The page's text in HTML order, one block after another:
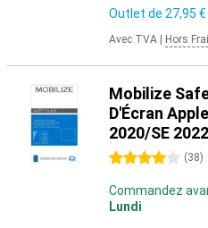
Outlet de 27,95 €
Avec TVA Hors
Mobilize
D'Écran
2020/SE 2022
4 étoiles (38)
Commandez
Lundi